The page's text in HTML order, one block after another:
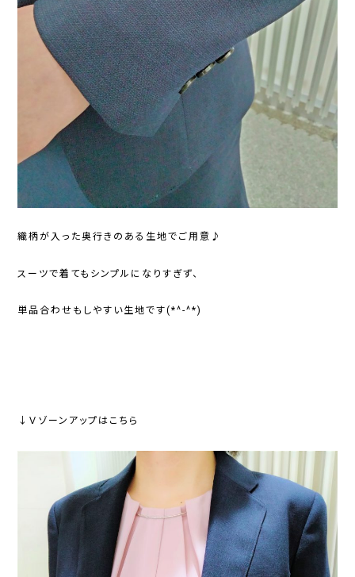
織柄が入った奥行きのある生地でご用意♪
スーツで着てもシンプルになりすぎず、
単品合わせもしやすい生地です(*^-^*)
↓Ｖゾーンアップはこちら